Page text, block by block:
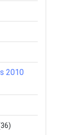
2010